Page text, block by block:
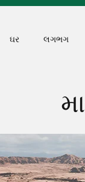
ઘર લગભગ